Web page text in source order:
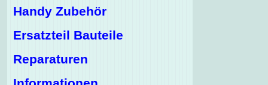
Handy Zubehör
Ersatzteil Bauteile
Reparaturen